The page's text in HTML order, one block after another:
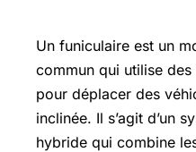
Un funiculaire est un
commun qui utilise
pour déplacer des
inclinée. Il s’agit d’un
hybride qui combine